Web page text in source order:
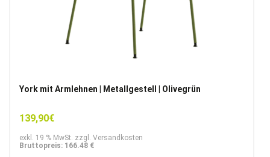
York mit Armlehnen | Metallgestell | Olivegrün
139,90€
exkl. 19 % MwSt. zzgl. Versandkosten
Bruttopreis: 166.48 €